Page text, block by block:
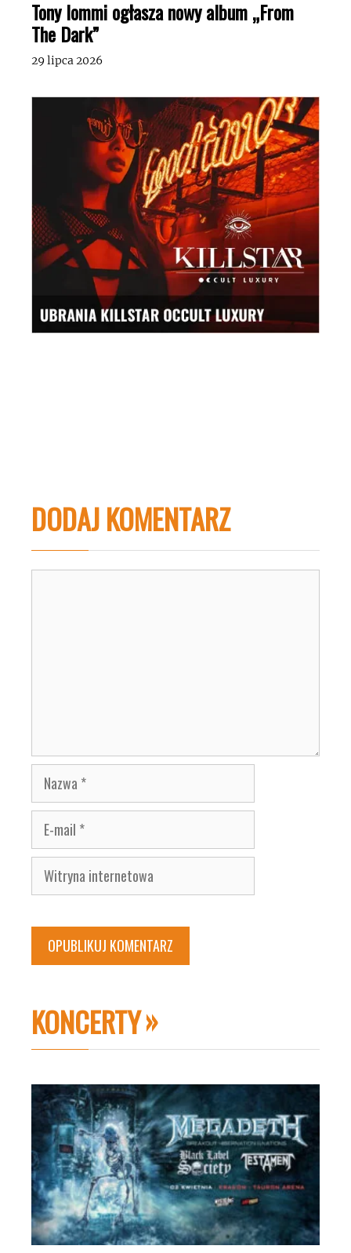
Tony Iommi ogłasza nowy album „From
The Dark”
29 lipca 2026
DODAJ KOMENTARZ
Nazwa
E-
mail
Witryna
internetowa
KONCERTY